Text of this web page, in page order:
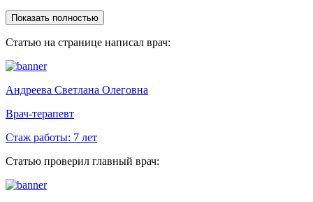
Показать полностью
Статью на странице написал врач:
Андреева Светлана Олеговна
Врач-терапевт
Стаж работы: 7 лет
Статью проверил главный врач: